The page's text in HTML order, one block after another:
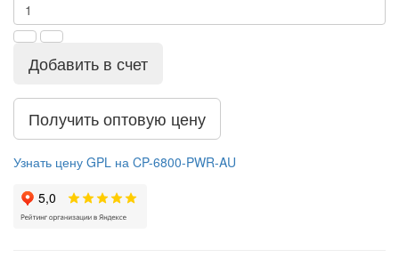
Добавить в счет
Получить оптовую цену
Узнать цену GPL на CP-6800-PWR-AU